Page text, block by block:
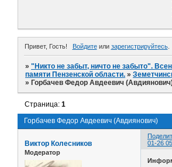
Привет, Гость! Войдитеили зарегистрируйтесь.
»"Никто не забыт, ничто не забыто".
памяти Пензенской области. »
» Горбачев Федор Авдеевич
Горбачев Федор Авдеевич (Авдиянович)
Страница:1
01-26
Виктор Колесников
Модератор